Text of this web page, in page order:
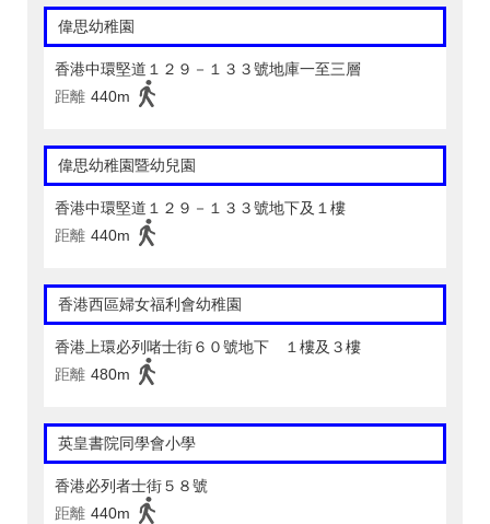
偉思幼稚園
香港中環堅道１２９－１３３號地庫一至三層
距離 440m
偉思幼稚園暨幼兒園
香港中環堅道１２９－１３３號地下及１樓
距離 440m
香港西區婦女福利會幼稚園
香港上環必列啫士街６０號地下 １樓及３樓
距離 480m
英皇書院同學會小學
香港必列者士街５８號
距離 440m